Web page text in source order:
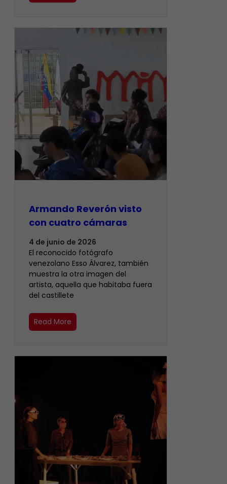
Armando Reverón visto
con cuatro cámaras
4 de junio de 2026
‎El reconocido fotógrafo
venezolano Esso Álvarez, también
muestra la otra imagen del
artista, aquella que habitaba fuera
del castillete ‎
Read More